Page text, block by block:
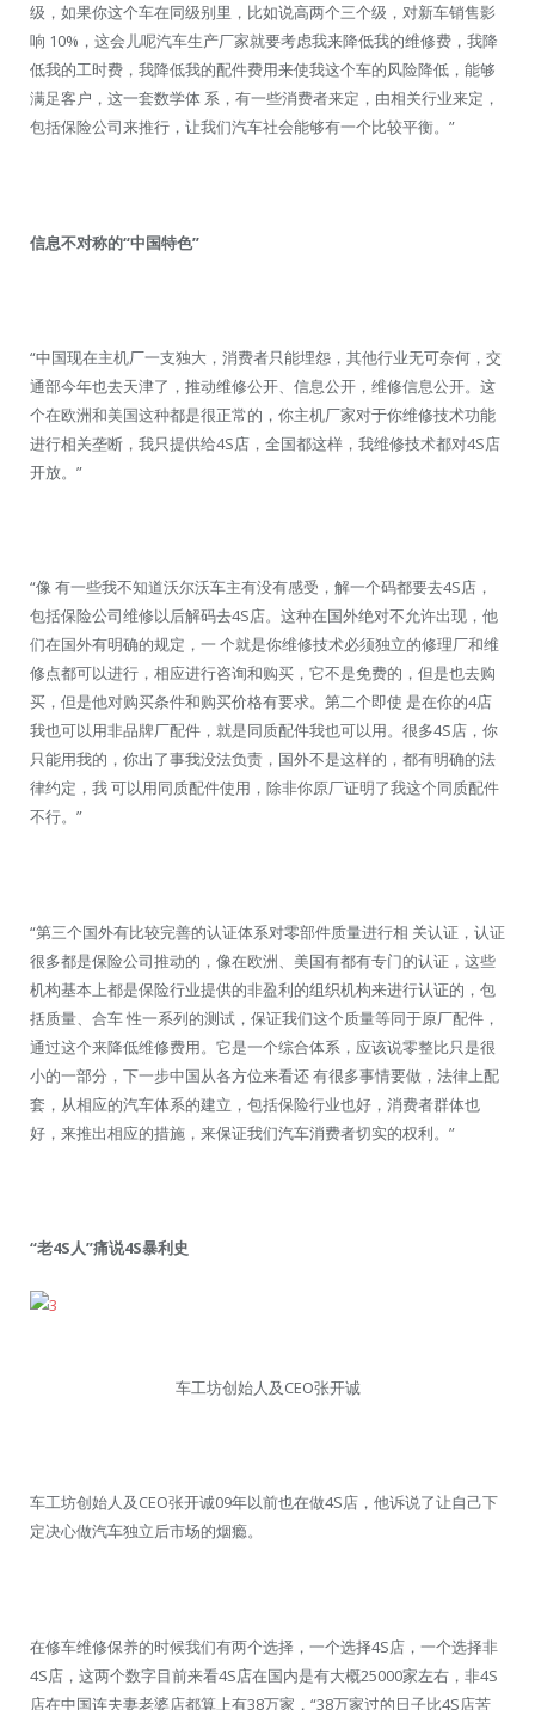
级，如果你这个车在同级别里，比如说高两个三个级，对新车销售影
响 10%，这会儿呢汽车生产厂家就要考虑我来降低我的维修费，我降
低我的工时费，我降低我的配件费用来使我这个车的风险降低，能够
满足客户，这一套数学体 系，有一些消费者来定，由相关行业来定，
包括保险公司来推行，让我们汽车社会能够有一个比较平衡。”
信息不对称的“中国特色”
“中国现在主机厂一支独大，消费者只能埋怨，其他行业无可奈何，交
通部今年也去天津了，推动维修公开、信息公开，维修信息公开。这
个在欧洲和美国这种都是很正常的，你主机厂家对于你维修技术功能
进行相关垄断，我只提供给4S店，全国都这样，我维修技术都对4S店
开放。”
“像 有一些我不知道沃尔沃车主有没有感受，解一个码都要去4S店，
包括保险公司维修以后解码去4S店。这种在国外绝对不允许出现，他
们在国外有明确的规定，一 个就是你维修技术必须独立的修理厂和维
修点都可以进行，相应进行咨询和购买，它不是免费的，但是也去购
买，但是他对购买条件和购买价格有要求。第二个即使 是在你的4店
我也可以用非品牌厂配件，就是同质配件我也可以用。很多4S店，你
只能用我的，你出了事我没法负责，国外不是这样的，都有明确的法
律约定，我 可以用同质配件使用，除非你原厂证明了我这个同质配件
不行。”
“第三个国外有比较完善的认证体系对零部件质量进行相 关认证，认证
很多都是保险公司推动的，像在欧洲、美国有都有专门的认证，这些
机构基本上都是保险行业提供的非盈利的组织机构来进行认证的，包
括质量、合车 性一系列的测试，保证我们这个质量等同于原厂配件，
通过这个来降低维修费用。它是一个综合体系，应该说零整比只是很
小的一部分，下一步中国从各方位来看还 有很多事情要做，法律上配
套，从相应的汽车体系的建立，包括保险行业也好，消费者群体也
好，来推出相应的措施，来保证我们汽车消费者切实的权利。”
“老4S人”痛说4S暴利史
车工坊创始人及CEO张开诚
车工坊创始人及CEO张开诚09年以前也在做4S店，他诉说了让自己下
定决心做汽车独立后市场的烟瘾。
在修车维修保养的时候我们有两个选择，一个选择4S店，一个选择非
4S店，这两个数字目前来看4S店在国内是有大概25000家左右，非4S
店在中国连夫妻老婆店都算上有38万家，“38万家过的日子比4S店苦